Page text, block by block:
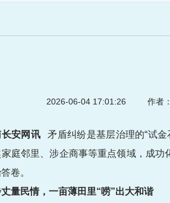
2026-06-04 17:01:26 作者
安网讯矛盾纠纷是基层治理的“试金
庭邻里、涉企商事等重点领域，成功
卷。
量民情，一亩薄田里“唠”出大和谐